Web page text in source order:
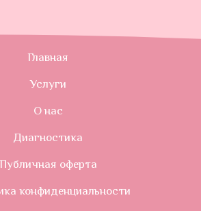
Главная
Услуги
О нас
Диагностика
Публичная оферта
конфиденциальности